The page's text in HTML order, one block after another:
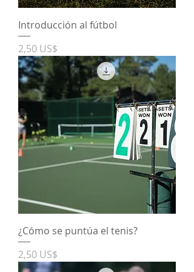
Introducción al fútbol
Precio
2,50 US$
¿Cómo se puntúa el tenis?
Precio
2,50 US$